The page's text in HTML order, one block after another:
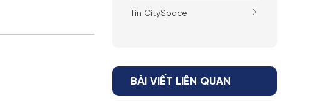
Tin CitySpace
BÀI VIẾT LIÊN QUAN